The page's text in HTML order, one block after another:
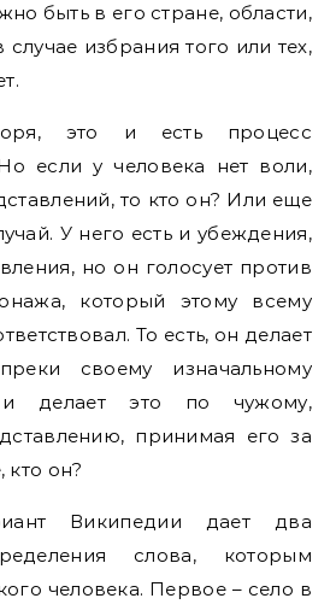
быть в его стране, области,
избрания того или тех,
это и есть процесс
если у человека нет воли,
то кто он? Или еще
У него есть и убеждения,
но он голосует против
который этому всему
То есть, он делает
своему изначальному
и делает это по чужому,
принимая его за
кто он?
Википедии дает два
слова, которым
человека. Первое – село в